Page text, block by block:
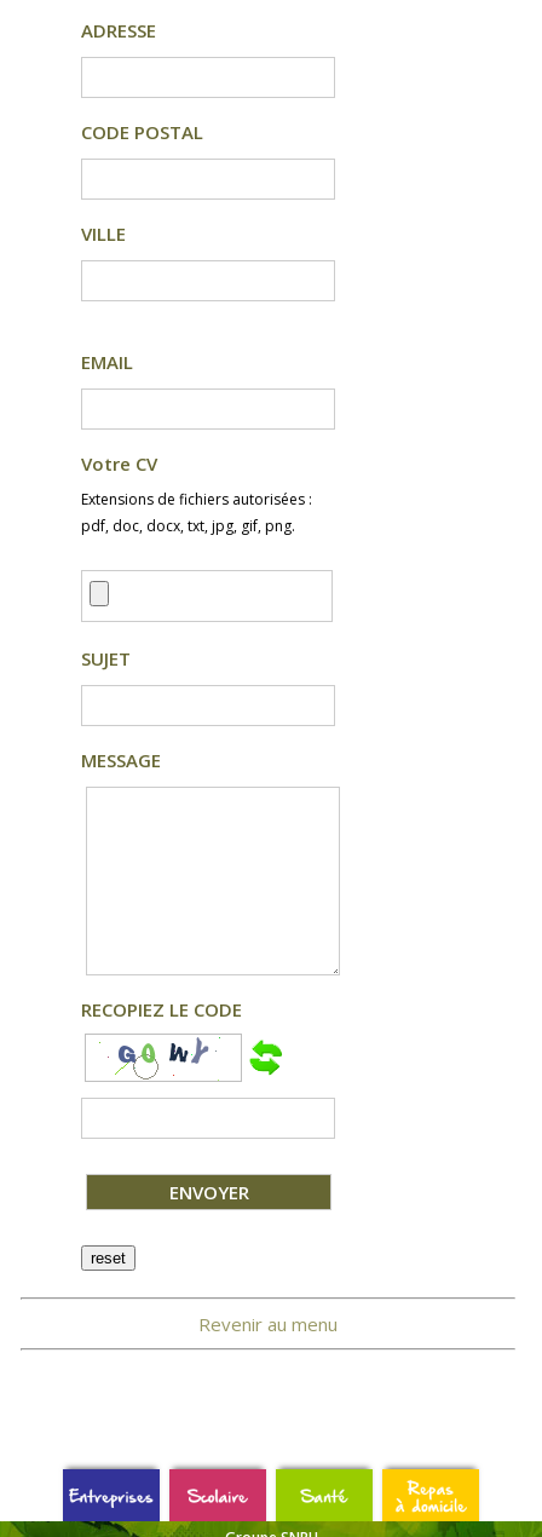
ADRESSE
CODE POSTAL
VILLE
EMAIL
Votre CV
Extensions de fichiers autorisées :
pdf, doc, docx, txt, jpg, gif, png.
SUJET
MESSAGE
RECOPIEZ LE CODE
Revenir au menu